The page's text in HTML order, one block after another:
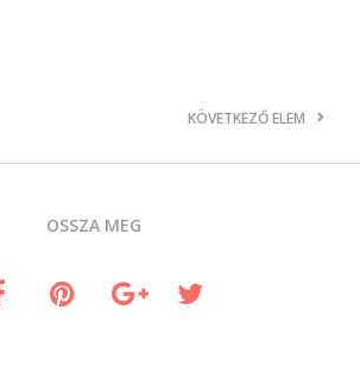
KÖVETKEZŐ ELEM
OSSZA MEG